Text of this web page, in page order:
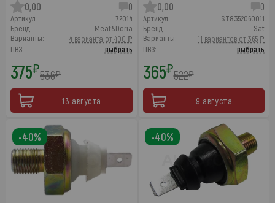
0,00 0
Артикул:
72014
Бренд:
Meat&Doria
Варианты:
4 варианта от 400 ₽
ПВЗ:
выбрать
375₽536₽
13 августа
0,00
0
Артикул:
ST8352060011
Бренд:
Sat
Варианты:
11 вариантов от 365 ₽
ПВЗ:
выбрать
365₽522₽
9 августа
-40% -40%